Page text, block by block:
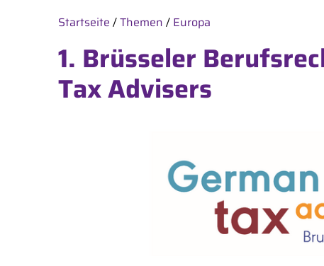
Startseite /Themen / Europa
1. Brüsseler
Tax Advisers